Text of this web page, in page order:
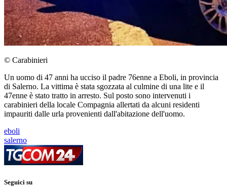
© Carabinieri
Un uomo di 47 anni ha ucciso il padre 76enne a Eboli, in provincia
di Salerno. La vittima è stata sgozzata al culmine di una lite e il
47enne è stato tratto in arresto. Sul posto sono intervenuti i
carabinieri della locale Compagnia allertati da alcuni residenti
impauriti dalle urla provenienti dall'abitazione dell'uomo.
eboli
salerno
Seguici su